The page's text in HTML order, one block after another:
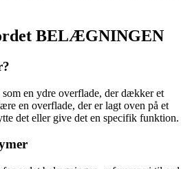
BELÆGNINGEN
en ydre overflade, der dækker et
en overflade, der er lagt oven på et
det eller give det en specifik funktion.